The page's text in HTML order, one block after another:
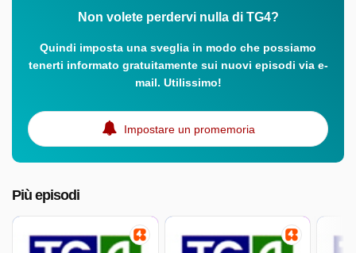
Non volete perdervi nulla di TG4?
Quindi imposta una sveglia in modo che possiamo
tenerti informato gratuitamente sui nuovi episodi via e-
mail. Utilissimo!
Impostare un promemoria
Più episodi